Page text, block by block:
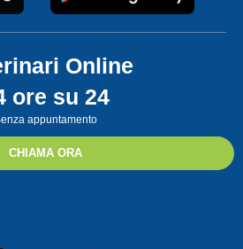
Online
ore su 24
appuntamento
CHIAMA ORA